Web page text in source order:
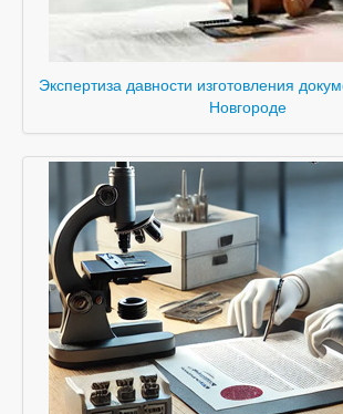
Экспертиза давности изготовления
Новгороде